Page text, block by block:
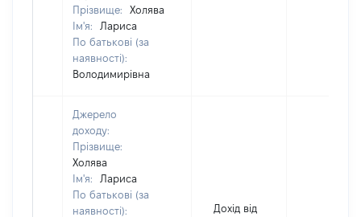
Прізвище:
Холява
Ім'я:
Лариса
По батькові (за
наявності):
Володимирівна
Джерело
доходу:
Прізвище:
Холява
Ім'я:
Лариса
По батькові (за
наявності):
Дохід від